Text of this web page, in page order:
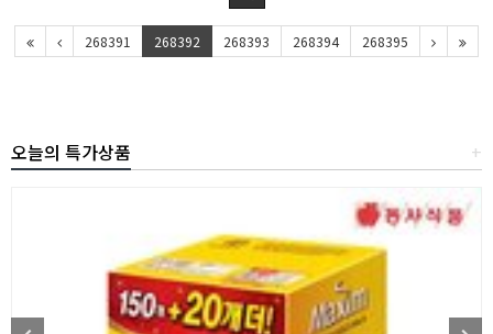
268391 268392 268393 268394 268395
+
오늘의 특가상품